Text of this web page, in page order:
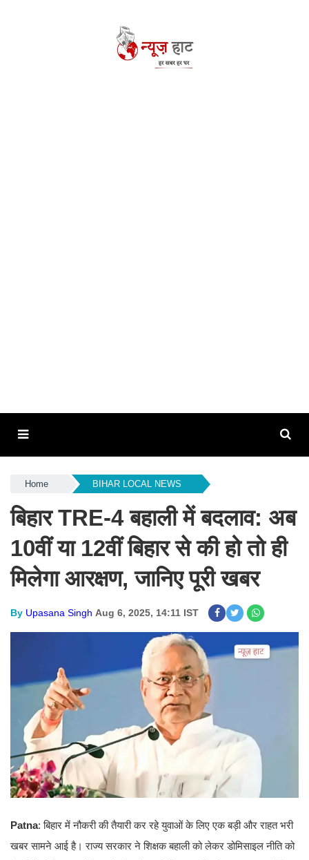
Home BIHAR LOCAL NEWS
बिहार TRE-4 बहाली में बदलाव: अब
10वीं या 12वीं बिहार से की हो तो ही
मिलेगा आरक्षण, जानिए पूरी खबर
By Upasana Singh Aug 6, 2025, 14:11 IST
Patna: बिहार में नौकरी की तैयारी कर रहे युवाओं के लिए एक बड़ी और राहत भरी
खबर सामने आई है। राज्य सरकार ने शिक्षक बहाली को लेकर डोमिसाइल नीति को